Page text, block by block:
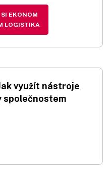
SI EKONOM
LOGISTIKA
využít nástroje
společnostem